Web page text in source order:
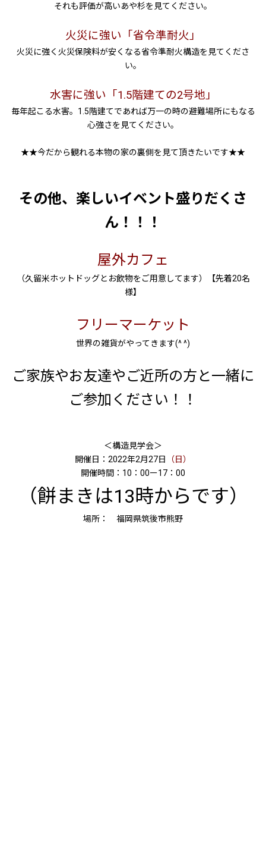
それも評価が高いあや杉を見てください。
火災に強い「省令準耐火」
火災に強く火災保険料が安くなる省令準耐火構造を見てくださ
い。
水害に強い「 1.5階建ての2号地」
毎年起こる水害。 1.5階建てであれば万一の時の避難場所にもなる
心強さを見てください。
★★今だから観れる本物の家の裏側を見て頂きたいです★★
その他、楽しいイベント盛りだくさ
ん！！！
屋外カフェ
（久留米ホットドッグとお飲物をご用意してます）【先着20名
様】
フリーマーケット
世界の雑貨がやってきます(^ ^)
ご家族やお友達やご近所の方と一緒に
ご参加ください！！
＜構造見学会＞
開催日：2022年2月27日
（日）
開催時間：10：00ー17：00
（餅まきは13時からです）
場所： 福岡県筑後市熊野